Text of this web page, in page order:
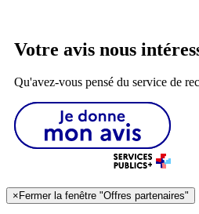
Votre avis nous
Qu'avez-vous pensé du service de
× Fermer la fenêtre "Offres partenaires"